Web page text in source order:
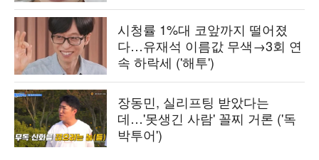
시청률 1%대 코앞까지 떨어졌
다…유재석 이름값 무색→3회 연
속 하락세 ('해투')
장동민, 실리프팅 받았다는
데…'못생긴 사람' 꼴찌 거론 ('독
박투어')